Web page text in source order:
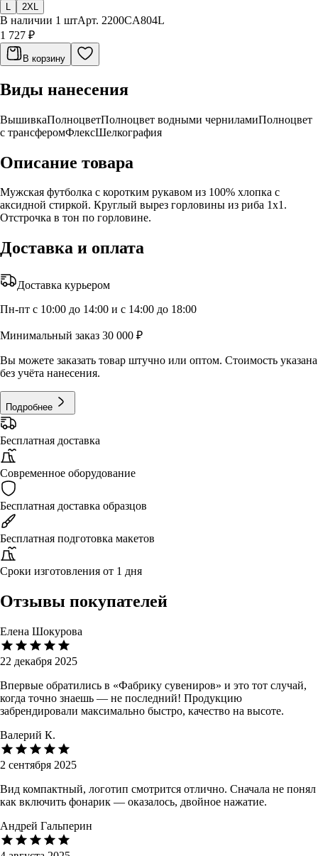
2XL
В наличии 1 штАрт. 2200CA804L
1 727 ₽
В корзину
Виды нанесения
ВышивкаПолноцветПолноцвет водными черниламиПолноцвет
с трансферомФлексШелкография
Описание товара
Мужская футболка с коротким рукавом из 100% хлопка с
аксидной стиркой. Круглый вырез горловины из риба 1х1.
Отстрочка в тон по горловине.
Доставка и оплата
Доставка курьером
Пн-пт с 10:00 до 14:00 и с 14:00 до 18:00
Минимальный заказ 30 000 ₽
Вы можете заказать товар штучно или оптом. Стоимость указана
без учёта нанесения.
Подробнее
Бесплатная доставка
Современное оборудование
Бесплатная доставка образцов
Бесплатная подготовка макетов
Сроки изготовления от 1 дня
Отзывы покупателей
Елена Шокурова
22 декабря 2025
Впервые обратились в «Фабрику сувениров» и это тот случай,
когда точно знаешь — не последний! Продукцию
забрендировали максимально быстро, качество на высоте.
Валерий К.
2 сентября 2025
Вид компактный, логотип смотрится отлично. Сначала не понял
как включить фонарик — оказалось, двойное нажатие.
Андрей Гальперин